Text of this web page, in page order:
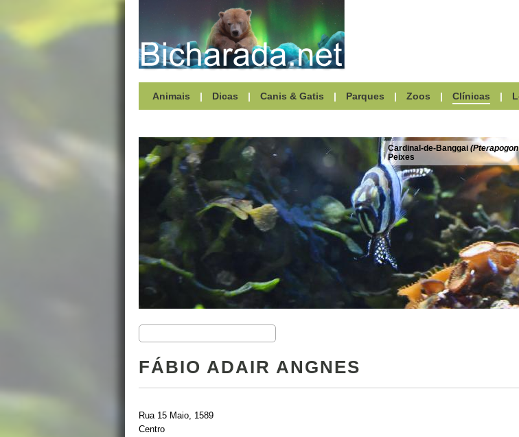
Animais | Dicas | Canis & Gatis | Parques | Zoos | Clínicas |
Cardinal-de-Banggai
Peixes
FÁBIO ADAIR ANGNES
Rua 15 Maio, 1589
Centro